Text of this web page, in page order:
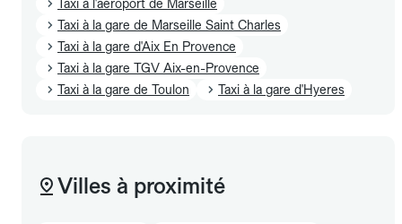
Taxi à l'aéroport de Marseille
Taxi à la gare de Marseille Saint Charles
Taxi à la gare d'Aix En Provence
Taxi à la gare TGV Aix-en-Provence
Taxi à la gare de Toulon
Taxi à la gare d'Hyeres
Villes à proximité